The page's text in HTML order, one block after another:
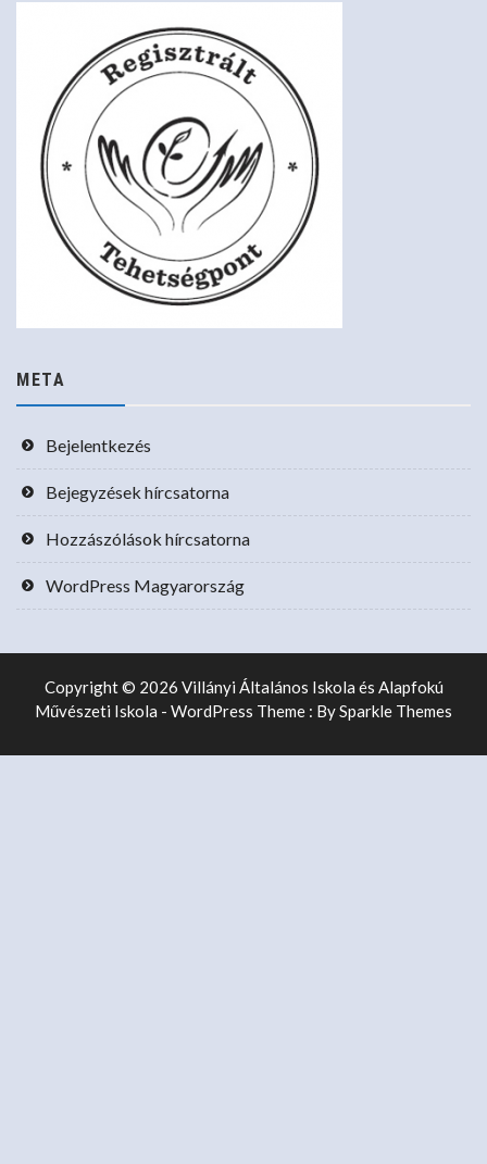
META
Bejelentkezés
Bejegyzések hírcsatorna
Hozzászólások hírcsatorna
WordPress Magyarország
Copyright © 2026 Villányi Általános Iskola és Alapfokú
Művészeti Iskola - WordPress Theme : BySparkle Themes